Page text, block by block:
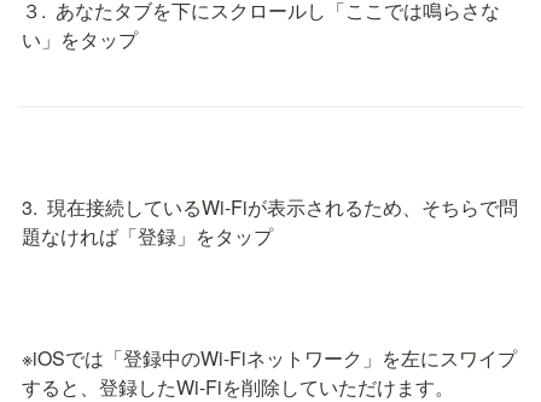
３.  あなたタブを下にスクロールし「ここでは鳴らさな
い」をタップ
3.  現在接続しているWi-Fiが表示されるため、そちらで問
題なければ「登録」をタップ
※iOSでは「登録中のWi-Fiネットワーク」を左にスワイプ
すると、登録したWi-Fiを削除していただけます。